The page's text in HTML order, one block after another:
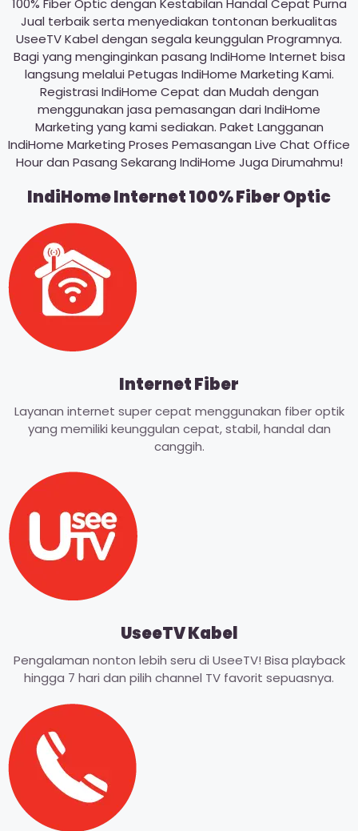
100% Fiber Optic dengan Kestabilan Handal Cepat Purna
Jual terbaik serta menyediakan tontonan berkualitas
UseeTV Kabel dengan segala keunggulan Programnya.
Bagi yang menginginkan pasang IndiHome Internet bisa
langsung melalui Petugas IndiHome Marketing Kami.
Registrasi IndiHome Cepat dan Mudah dengan
menggunakan jasa pemasangan dari IndiHome
Marketing yang kami sediakan. Paket Langganan
IndiHome Marketing Proses Pemasangan Live Chat Office
Hour dan Pasang Sekarang IndiHome Juga Dirumahmu!
IndiHome Internet 100% Fiber Optic
Internet Fiber
Layanan internet super cepat menggunakan fiber optik
yang memiliki keunggulan cepat, stabil, handal dan
canggih.
UseeTV Kabel
Pengalaman nonton lebih seru di UseeTV! Bisa playback
hingga 7 hari dan pilih channel TV favorit sepuasnya.